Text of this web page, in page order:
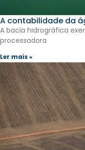
A contabilidade da
A bacia hidrográfica
processadora
Ler mais »